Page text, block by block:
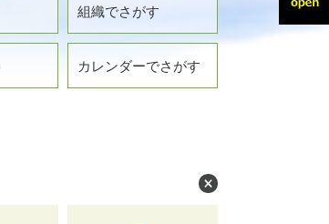
組織でさがす
カレンダーでさがす